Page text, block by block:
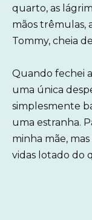
quarto, as
mãos trêmulas,
Tommy, cheia
Quando fechei
uma única
simplesmente
uma estranha.
minha mãe,
vidas lotado do